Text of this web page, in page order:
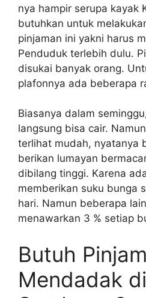
nya hampir serupa kayak
butuhkan untuk
pinjaman ini yakni harus
Penduduk terlebih dulu.
disukai banyak orang.
plafonnya ada beberapa
Biasanya dalam
langsung bisa cair.
terlihat mudah, nyatanya
berikan lumayan
dibilang tinggi. Karena
memberikan suku bunga
hari. Namun beberapa
menawarkan 3 % setiap
Butuh
Mendadak